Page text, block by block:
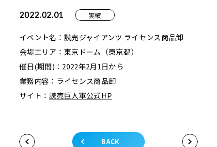
2022.02.01 実績
イベント名：読売ジャイアンツ ライセンス商品卸
会場エリア：東京ドーム（東京都）
催日(期間)：2022年2月1日から
業務内容：ライセンス商品卸
サイト：読売巨人軍公式HP
BACK